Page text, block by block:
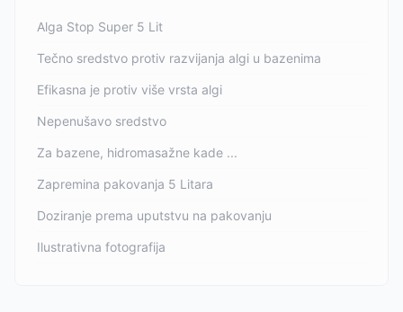
Alga Stop Super 5 Lit
Tečno sredstvo protiv razvijanja algi u bazenima
Efikasna je protiv više vrsta algi
Nepenušavo sredstvo
Za bazene, hidromasažne kade ...
Zapremina pakovanja 5 Litara
Doziranje prema uputstvu na pakovanju
Ilustrativna fotografija